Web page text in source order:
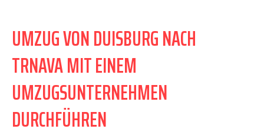
UMZUG VON DUISBURG NACH
TRNAVA MIT EINEM
UMZUGSUNTERNEHMEN
DURCHFÜHREN